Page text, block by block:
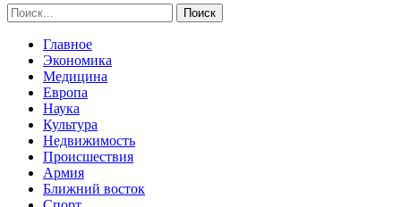
Главное
Экономика
Медицина
Европа
Наука
Культура
Недвижимость
Происшествия
Армия
Ближний восток